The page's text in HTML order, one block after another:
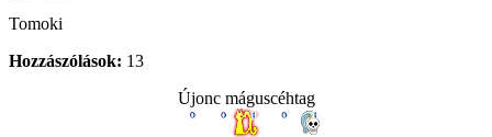
Tomoki
Hozzászólások: 13
Újonc máguscéhtag